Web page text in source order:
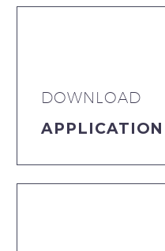
DOWNLOAD